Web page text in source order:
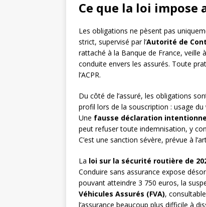
Ce que la loi impose
Les obligations ne pèsent pas
strict, supervisé par l’Autorité de
rattaché à la Banque de France, veille
conduite envers les assurés. Toute
l’ACPR.
Du côté de l’assuré, les obligations
profil lors de la souscription : usage
Une fausse déclaration
peut refuser toute indemnisation, y
C’est une sanction sévère, prévue à
La loi sur la sécurité routière de
Conduire sans assurance expose
pouvant atteindre 3 750 euros, la
Véhicules Assurés (FVA),
l’assurance beaucoup plus difficile à